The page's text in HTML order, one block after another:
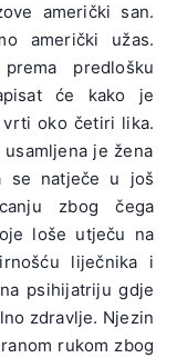
američki san.
američki užas.
predlošku
će kako je
vrti oko četiri lika.
je žena
se natječe u još
zbog čega
loše utječu na
liječnika i
psihijatriju gdje
zdravlje. Njezin
rukom zbog